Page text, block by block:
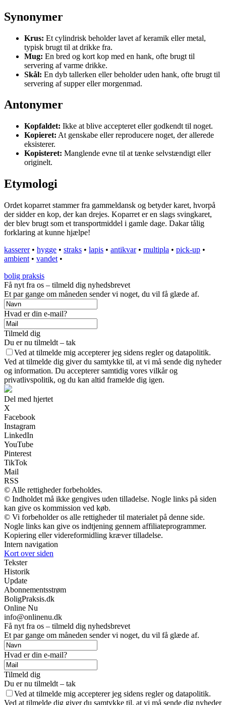
Synonymer
Krus: Et cylindrisk beholder lavet af keramik eller metal,
typisk brugt til at drikke fra.
Mug: En bred og kort kop med en hank, ofte brugt til
servering af varme drikke.
Skål: En dyb tallerken eller beholder uden hank, ofte brugt til
servering af supper eller morgenmad.
Antonymer
Kopfaldet: Ikke at blive accepteret eller godkendt til noget.
Kopieret: At genskabe eller reproducere noget, der allerede
eksisterer.
Kopisteret: Manglende evne til at tænke selvstændigt eller
originelt.
Etymologi
Ordet koparret stammer fra gammeldansk og betyder karet, hvorpå
der sidder en kop, der kan drejes. Koparret er en slags svingkaret,
der blev brugt som et transportmiddel i gamle dage. Dakar tålig
forklaring at kunne hjælpe!
kasserer• hygge • straks • lapis • antikvar• multipla • pick-up •
ambient • vandet •
bolig praksis
Få nyt fra os – tilmeld dig nyhedsbrevet
Et par gange om måneden sender vi noget, du vil få glæde af.
Hvad er din e-mail?
Tilmeld dig
Du er nu tilmeldt – tak
Ved at tilmelde mig accepterer jeg sidens regler og datapolitik.
Ved at tilmelde dig giver du samtykke til, at vi må sende dig nyheder
og information. Du accepterer samtidig vores vilkår og
privatlivspolitik, og du kan altid framelde dig igen.
Del med hjertet
X
Facebook
Instagram
LinkedIn
YouTube
Pinterest
TikTok
Mail
RSS
© Alle rettigheder forbeholdes.
© Indholdet må ikke gengives uden tilladelse. Nogle links på siden
kan give os kommission ved køb.
© Vi forbeholder os alle rettigheder til materialet på denne side.
Nogle links kan give os indtjening gennem affiliateprogrammer.
Kopiering eller videreformidling kræver tilladelse.
Intern navigation
Kort over siden
Tekster
Historik
Update
Abonnementsstrøm
BoligPraksis.dk
Online Nu
info@onlinenu.dk
Få nyt fra os – tilmeld dig nyhedsbrevet
Et par gange om måneden sender vi noget, du vil få glæde af.
Hvad er din e-mail?
Tilmeld dig
Du er nu tilmeldt – tak
Ved at tilmelde mig accepterer jeg sidens regler og datapolitik.
Ved at tilmelde dig giver du samtykke til, at vi må sende dig nyheder